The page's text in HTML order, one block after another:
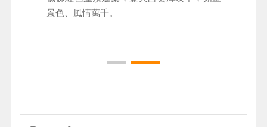
景色、風情萬千。